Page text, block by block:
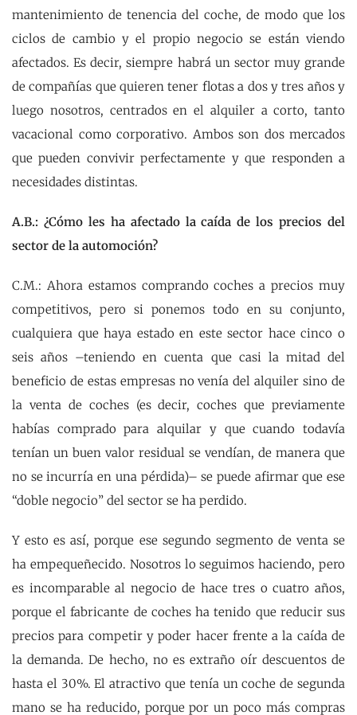
mantenimiento de tenencia del coche, de modo que los
ciclos de cambio y el propio negocio se están viendo
afectados. Es decir, siempre habrá un sector muy grande
de compañías que quieren tener flotas a dos y tres años y
luego nosotros, centrados en el alquiler a corto, tanto
vacacional como corporativo. Ambos son dos mercados
que pueden convivir perfectamente y que responden a
necesidades distintas.
A.B.: ¿Cómo les ha afectado la caída de los precios del
sector de la automoción?
C.M.: Ahora estamos comprando coches a precios muy
competitivos, pero si ponemos todo en su conjunto,
cualquiera que haya estado en este sector hace cinco o
seis años –teniendo en cuenta que casi la mitad del
beneficio de estas empresas no venía del alquiler sino de
la venta de coches (es decir, coches que previamente
habías comprado para alquilar y que cuando todavía
tenían un buen valor residual se vendían, de manera que
no se incurría en una pérdida)– se puede afirmar que ese
“doble negocio” del sector se ha perdido.
Y esto es así, porque ese segundo segmento de venta se
ha empequeñecido. Nosotros lo seguimos haciendo, pero
es incomparable al negocio de hace tres o cuatro años,
porque el fabricante de coches ha tenido que reducir sus
precios para competir y poder hacer frente a la caída de
la demanda. De hecho, no es extraño oír descuentos de
hasta el 30%. El atractivo que tenía un coche de segunda
mano se ha reducido, porque por un poco más compras